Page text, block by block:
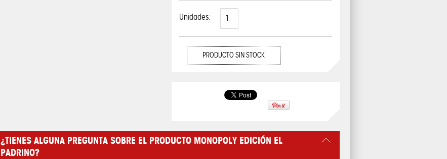
Unidades:
PRODUCTO SIN STOCK
¿TIENES ALGUNA PREGUNTA SOBRE EL PRODUCTO MONOPOLY EDICIÓN EL
PADRINO?